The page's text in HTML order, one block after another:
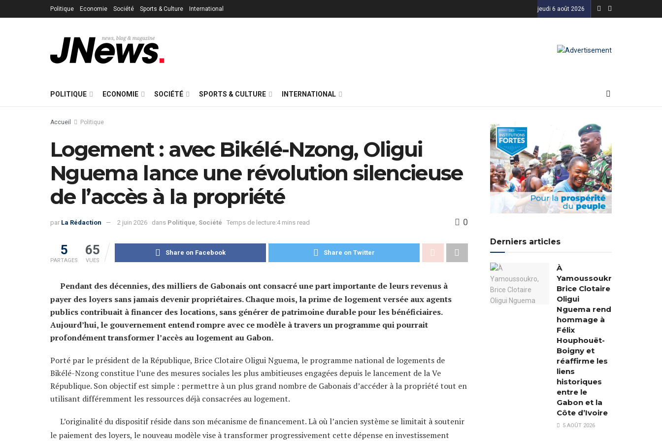
Politique Economie Société Sports & Culture International jeudi 6 août 2026
POLITIQUE ECONOMIE SOCIÉTÉ SPORTS & CULTURE INTERNATIONAL
Accueil Politique
Logement : avec Bikélé-Nzong, Oligui
Nguema lance une révolution silencieuse
de l’accès à la propriété
par La Rédaction 2 juin 2026 dans Politique Société Temps de lecture:4 mins read 0
5
PARTAGES
65
VUES
Share on Facebook Share on Twitter
Pendant des décennies, des milliers de Gabonais ont consacré une part importante de leurs revenus à
payer des loyers sans jamais devenir propriétaires. Chaque mois, la prime de logement versée aux agents
publics contribuait à financer des locations, sans générer de patrimoine durable pour les bénéficiaires.
Aujourd’hui, le gouvernement entend rompre avec ce modèle à travers un programme qui pourrait
profondément transformer l’accès au logement au Gabon.
Porté par le président de la République, Brice Clotaire Oligui Nguema, le programme national de logements de
Bikélé-Nzong constitue l’une des mesures sociales les plus ambitieuses engagées depuis le lancement de la Ve
République. Son objectif est simple : permettre à un plus grand nombre de Gabonais d’accéder à la propriété tout en
utilisant différemment les ressources déjà consacrées au logement.
L’originalité du dispositif réside dans son mécanisme de financement. Là où l’ancien système se limitait à soutenir
le paiement des loyers, le nouveau modèle vise à transformer progressivement cette dépense en investissement
Derniers articles
À
Yamoussoukro,
Brice Clotaire
Oligui
Nguema rend
hommage à
Félix
Houphouët-
Boigny et
réaffirme les
liens
historiques
entre le
Gabon et la
Côte d’Ivoire
5 AOÛT 2026